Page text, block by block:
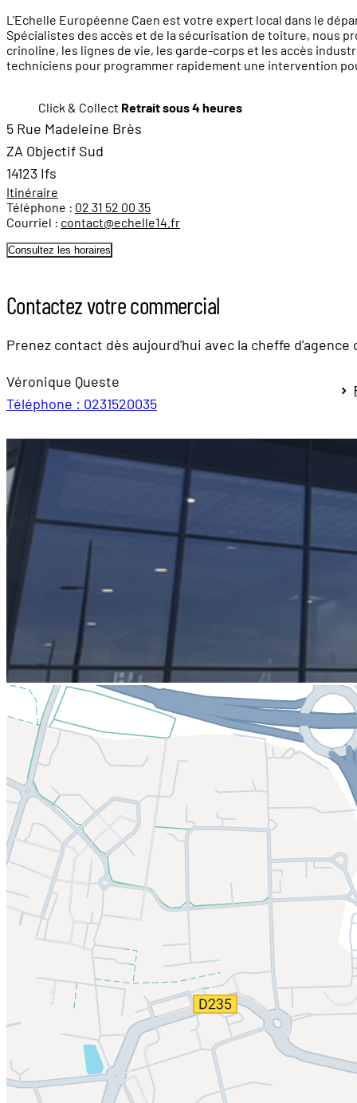
L'Echelle Européenne Caen est votre expert local dans le
Spécialistes des accès et de la sécurisation de toiture, nous
crinoline, les lignes de vie, les garde-corps et les accès
techniciens pour programmer rapidement une intervention
Click & Collect Retrait sous 4 heures
5 Rue Madeleine Brès
ZA Objectif Sud
14123 Ifs
Itinéraire
Téléphone : 02 31 52 00 35
Courriel : contact@echelle14.fr
Consultez les horaires
Contactez votre commercial
Prenez contact dès aujourd'hui avec la cheffe
Véronique Queste
Téléphone : 0231520035